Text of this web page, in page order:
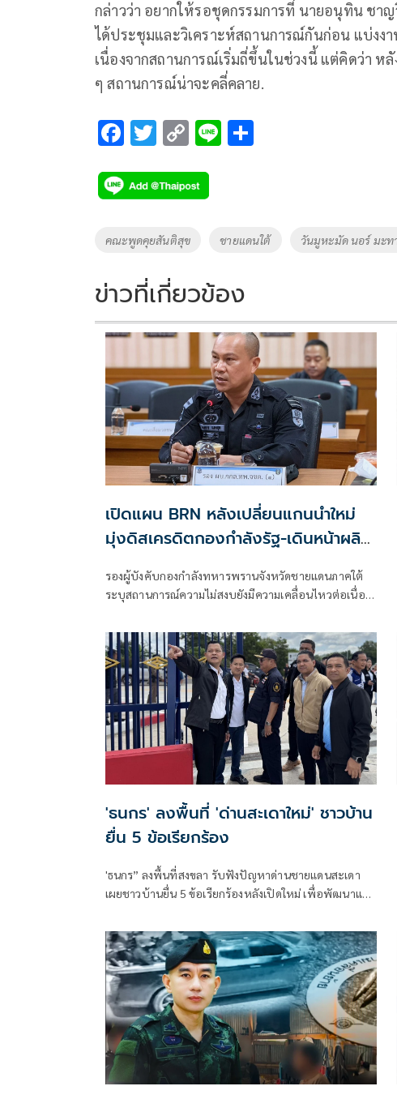
กล่าวว่า อยากให้รอชุดกรรมการที่ นายอนุทิน ชา
ได้ประชุมและวิเคราะห์สถานการณ์กันก่อน แบ่งง
เนื่องจากสถานการณ์เริ่มถี่ขึ้นในช่วงนี้ แต่คิดว่า ห
ๆ สถานการณ์น่าจะคลี่คลาย.
F
e
b
o
k
T
tt
er
C
p
y
Li
k
Li
Tags
คณะพูดคุยสันติสุข ชายแดนใต้ วันมูหะมัด นอร์ มะท
ข่าวที่เกี่ยวข้อง
เปิดแผน BRN หลังเปลี่ยนแกนนำใหม่
มุ่งดิสเครดิตกองกำลังรัฐ-เดินหน้าผลิต
รองผู้บังคับกองกำลังทหารพรานจังหวัดชายแดนภาคใต้
ระบุสถานการณ์ความไม่สงบยังมีความเคลื่อนไหวต่อเนื่อง
'ธนกร' ลงพื้นที่ 'ด่านสะเดาใหม่' ชาวบ้าน
ยื่น 5 ข้อเรียกร้อง
'ธนกร” ลงพื้นที่สงขลา รับฟังปัญหาด่านชายแดนสะเดา
เผยชาวบ้านยื่น 5 ข้อเรียกร้องหลังเปิดใหม่ เพื่อพัฒนาและ